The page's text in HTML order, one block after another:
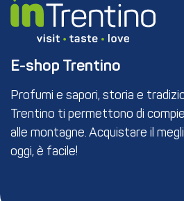
E-shop Trentino
Profumi e sapori, storia e
Trentino ti permettono di
alle montagne. Acquistare il
oggi, è facile!